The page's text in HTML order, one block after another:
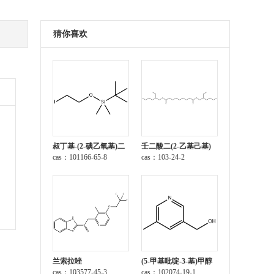
猜你喜欢
叔丁基-(2-碘乙氧基)二
甲基硅烷
cas：101166-65-8
壬二酸二(2-乙基己基)
酯
cas：103-24-2
兰索拉唑
cas：103577-45-3
(5-甲基吡啶-3-基)甲醇
cas：102074-19-1